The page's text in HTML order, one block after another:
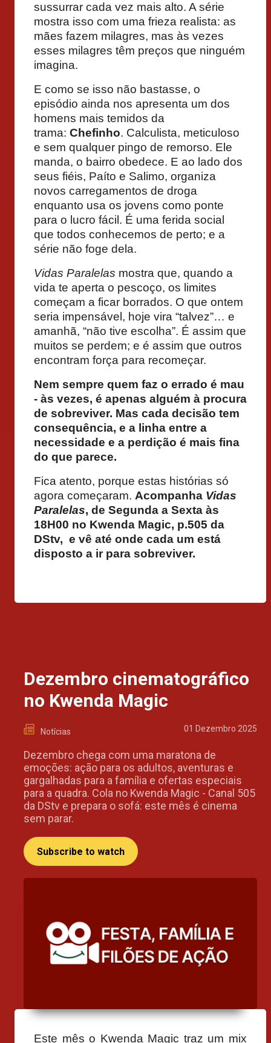
sussurrar cada vez mais alto. A série
mostra isso com uma frieza realista: as
mães fazem milagres, mas às vezes
esses milagres têm preços que ninguém
imagina.
E como se isso não bastasse, o
episódio ainda nos apresenta um dos
homens mais temidos da
trama: Chefinho. Calculista, meticuloso
e sem qualquer pingo de remorso. Ele
manda, o bairro obedece. E ao lado dos
seus fiéis, Paíto e Salimo, organiza
novos carregamentos de droga
enquanto usa os jovens como ponte
para o lucro fácil. É uma ferida social
que todos conhecemos de perto; e a
série não foge dela.
Vidas Paralelas mostra que, quando a
vida te aperta o pescoço, os limites
começam a ficar borrados. O que ontem
seria impensável, hoje vira “talvez”… e
amanhã, “não tive escolha”. É assim que
muitos se perdem; e é assim que outros
encontram força para recomeçar.
Nem sempre quem faz o errado é mau
- às vezes, é apenas alguém à procura
de sobreviver. Mas cada decisão tem
consequência, e a linha entre a
necessidade e a perdição é mais fina
do que parece.
Fica atento, porque estas histórias só
agora começaram. Acompanha Vidas
Paralelas, de Segunda a Sexta às
18H00 no Kwenda Magic, p.505 da
DStv, e vê até onde cada um está
disposto a ir para sobreviver.
Dezembro cinematográfico
no Kwenda Magic
Notícias 01 Dezembro 2025
Dezembro chega com uma maratona de
emoções: ação para os adultos, aventuras e
gargalhadas para a família e ofertas especiais
para a quadra. Cola no Kwenda Magic - Canal 505
da DStv e prepara o sofá: este mês é cinema
sem parar.
Subscribe to watch
Este mês o Kwenda Magic traz um mix